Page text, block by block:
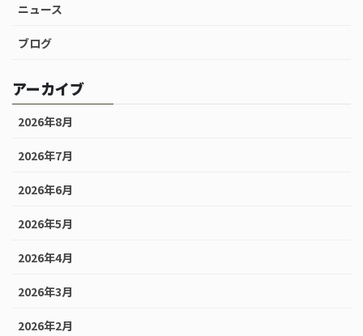
ニュース
ブログ
アーカイブ
2026年8月
2026年7月
2026年6月
2026年5月
2026年4月
2026年3月
2026年2月